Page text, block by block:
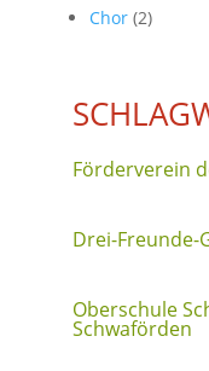
Chor (2)
Förderverein
Drei-Freunde-
Oberschule
Schwaförden